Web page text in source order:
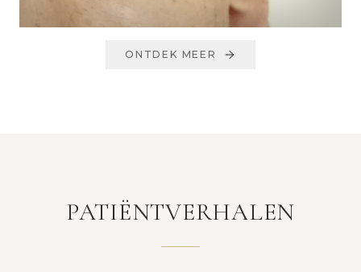
ONTDEK MEER
PATIËNTVERHALEN